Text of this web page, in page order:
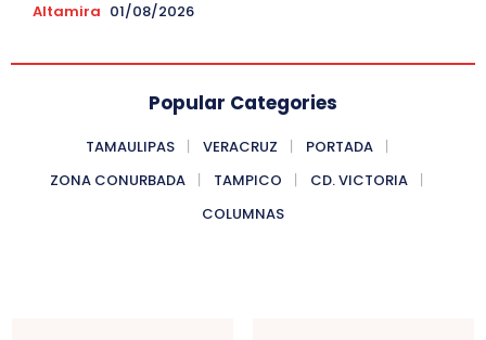
Altamira 01/08/2026
Popular Categories
TAMAULIPAS VERACRUZ
PORTADA
ZONA CONURBADA
TAMPICO
CD. VICTORIA
COLUMNAS